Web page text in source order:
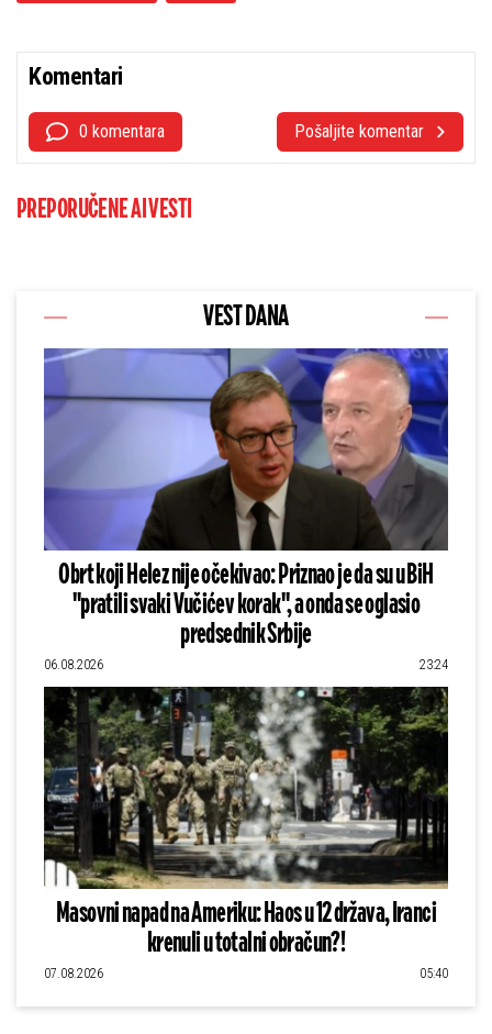
Komentari
0 komentara Pošaljite komentar
PREPORUČENE AI VESTI
VEST DANA
Obrt koji Helez nije očekivao: Priznao je da su u BiH
"pratili svaki Vučićev korak", a onda se oglasio
predsednik Srbije
06.08.2026 23:24
Masovni napad na Ameriku: Haos u 12 država, Iranci
krenuli u totalni obračun?!
07.08.2026 05:40